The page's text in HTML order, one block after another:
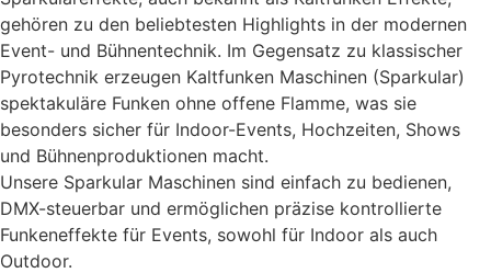
gehören zu den beliebtesten Highlights in der modernen
Event- und Bühnentechnik. Im Gegensatz zu klassischer
Pyrotechnik erzeugen Kaltfunken Maschinen (Sparkular)
spektakuläre Funken ohne offene Flamme, was sie
besonders sicher für Indoor-Events, Hochzeiten, Shows
und Bühnenproduktionen macht.
Unsere Sparkular Maschinen sind einfach zu bedienen,
DMX-steuerbar und ermöglichen präzise kontrollierte
Funkeneffekte für Events, sowohl für Indoor als auch
Outdoor.